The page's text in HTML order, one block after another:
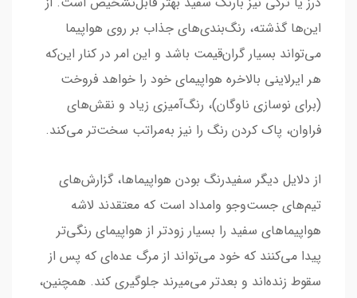
این‌ها گذشته، رنگ‌بندی‌های جذاب بر روی هواپیما
می‌تواند بسیار گران‌قیمت باشد و این امر در کنار این‌که
هر ایرلاینی بالاخره هواپیمای خود را خواهد فروخت
(برای نوسازی ناوگان)، رنگ‌آمیزی زیاد و نقش‌های
فراوان، پاک کردن رنگ را نیز به‌مراتب سخت‌تر می‌کند.
از دلایل دیگر سفیدرنگ بودن هواپیماها، گزارش‌های
تیم‌های جست‌وجو وامداد است که معتقدند لاشه
هواپیماهای سفید را بسیار زودتر از هواپیمای رنگی‌تر
پیدا می‌کنند که خود می‌تواند از مرگ عده‌ای که پس از
سقوط زنده‌اند و بعدتر می‌میرند جلوگیری کند. همچنین،